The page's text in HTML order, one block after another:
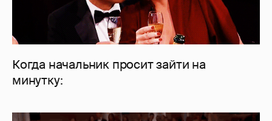
Когда начальник просит зайти на
минутку: